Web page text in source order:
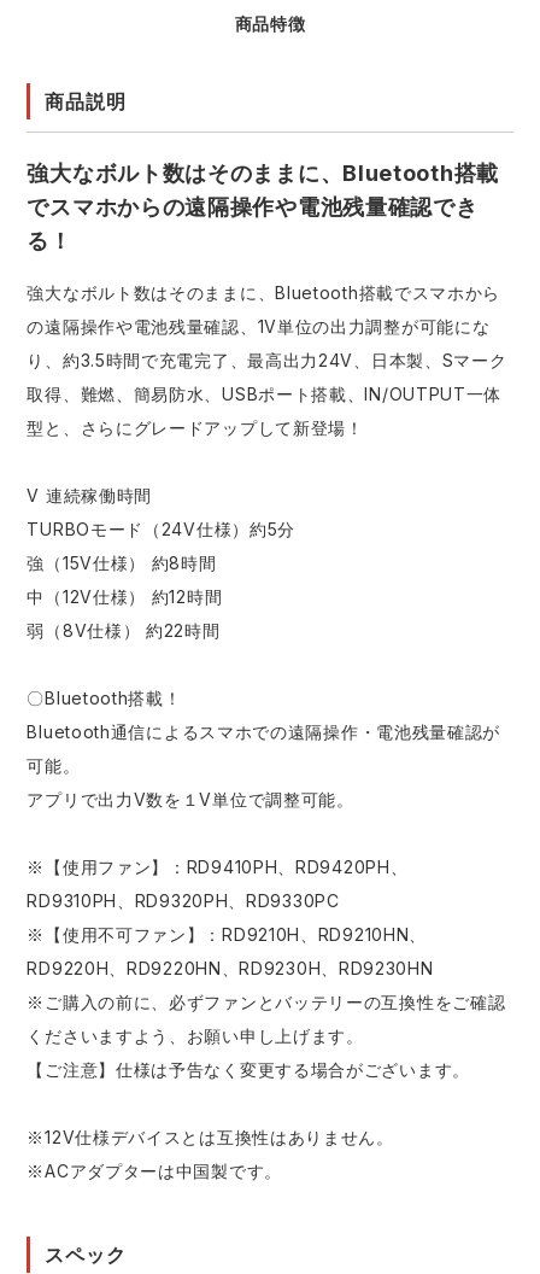
商品特徴
商品説明
強大なボルト数はそのままに、Bluetooth搭載
でスマホからの遠隔操作や電池残量確認でき
る！
強大なボルト数はそのままに、Bluetooth搭載でスマホから
の遠隔操作や電池残量確認、1V単位の出力調整が可能にな
り、約3.5時間で充電完了、最高出力24V、日本製、Sマーク
取得、難燃、簡易防水、USBポート搭載、IN/OUTPUT一体
型と、さらにグレードアップして新登場！
V 連続稼働時間
TURBOモード（24V仕様）約5分
強（15V仕様） 約8時間
中（12V仕様） 約12時間
弱（8V仕様） 約22時間
〇Bluetooth搭載！
Bluetooth通信によるスマホでの遠隔操作・電池残量確認が
可能。
アプリで出力V数を１V単位で調整可能。
※【使用ファン】：RD9410PH、RD9420PH、
RD9310PH、RD9320PH、RD9330PC
※【使用不可ファン】：RD9210H、RD9210HN、
RD9220H、RD9220HN、RD9230H、RD9230HN
※ご購入の前に、必ずファンとバッテリーの互換性をご確認
くださいますよう、お願い申し上げます。
【ご注意】仕様は予告なく変更する場合がございます。
※12V仕様デバイスとは互換性はありません。
※ACアダプターは中国製です。
スペック